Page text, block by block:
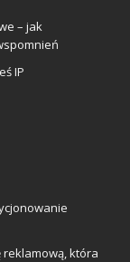
– jak
IP
która